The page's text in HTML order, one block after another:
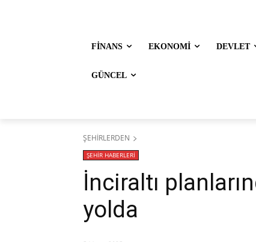
FİNANS EKONOMİ DEVLET
GÜNCEL
ŞEHİRLERDEN
ŞEHİR HABERLERİ
İnciraltı
yolda